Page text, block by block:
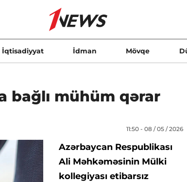
İqtisadiyyat İdman Mövqe
bağlı mühüm qərar
11:50 - 08 / 05 / 2026
Azərbaycan Respublikası
Ali Məhkəməsinin Mülki
kollegiyası etibarsız